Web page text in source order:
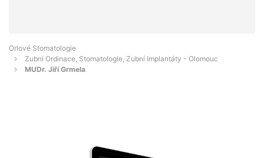
Orlové Stomatologie
Zubní Ordinace, Stomatologie, Zubní Implantáty - Olomouc
MUDr. Jiří Grmela